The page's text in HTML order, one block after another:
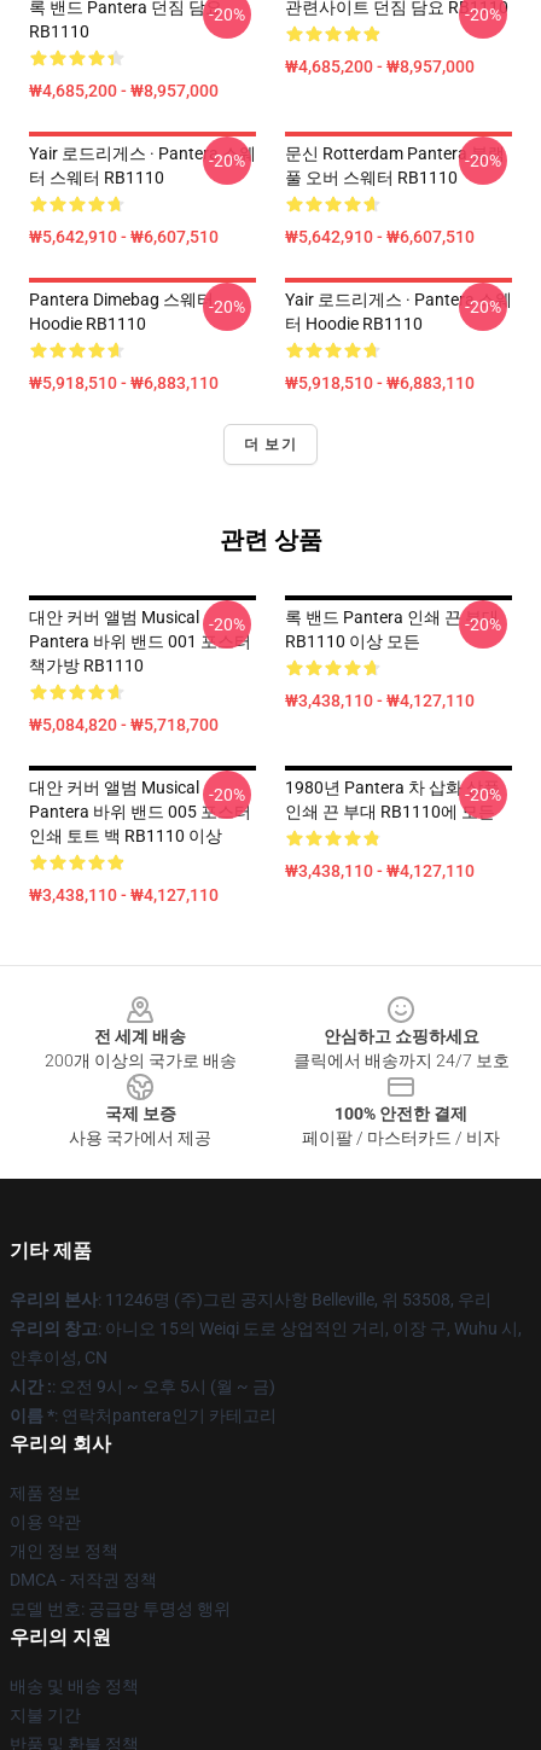
록 밴드 Pantera 던짐 담요
RB1110
₩4,685,200 - ₩8,957,000
-20% 관련사이트 던짐 담요 RB1110
₩4,685,200 - ₩8,957,000
-20%
Yair 로드리게스 · Pantera 스웨
터 스웨터 RB1110
₩5,642,910 - ₩6,607,510
-20%
문신 Rotterdam Pantera 블랙
풀 오버 스웨터 RB1110
₩5,642,910 - ₩6,607,510
-20%
Pantera Dimebag 스웨터
Hoodie RB1110
₩5,918,510 - ₩6,883,110
-20%
Yair 로드리게스 · Pantera 스웨
터 Hoodie RB1110
₩5,918,510 - ₩6,883,110
-20%
더 보기
관련 상품
대안 커버 앨범 Musical
Pantera 바위 밴드 001 포스터
책가방 RB1110
₩5,084,820 - ₩5,718,700
-20%
록 밴드 Pantera 인쇄 끈 부대
RB1110 이상 모든
₩3,438,110 - ₩4,127,110
-20%
대안 커버 앨범 Musical
Pantera 바위 밴드 005 포스터
인쇄 토트 백 RB1110 이상
₩3,438,110 - ₩4,127,110
-20%
1980년 Pantera 차 삽화 상품
인쇄 끈 부대 RB1110에 모든
₩3,438,110 - ₩4,127,110
-20%
전 세계 배송
200개 이상의 국가로 배송
안심하고 쇼핑하세요
클릭에서 배송까지 24/7 보호
국제 보증
사용 국가에서 제공
100% 안전한 결제
페이팔 / 마스터카드 / 비자
기타 제품
우리의 본사: 11246명 (주)그린 공지사항 Belleville, 위 53508, 우리
우리의 창고: 아니오 15의 Weiqi 도로 상업적인 거리, 이장 구, Wuhu 시,
안후이성, CN
시간 :: 오전 9시 ~ 오후 5시 (월 ~ 금)
이름 *: 연락처pantera인기 카테고리
우리의 회사
제품 정보
이용 약관
개인 정보 정책
DMCA - 저작권 정책
모델 번호: 공급망 투명성 행위
우리의 지원
배송 및 배송 정책
지불 기간
반품 및 환불 정책